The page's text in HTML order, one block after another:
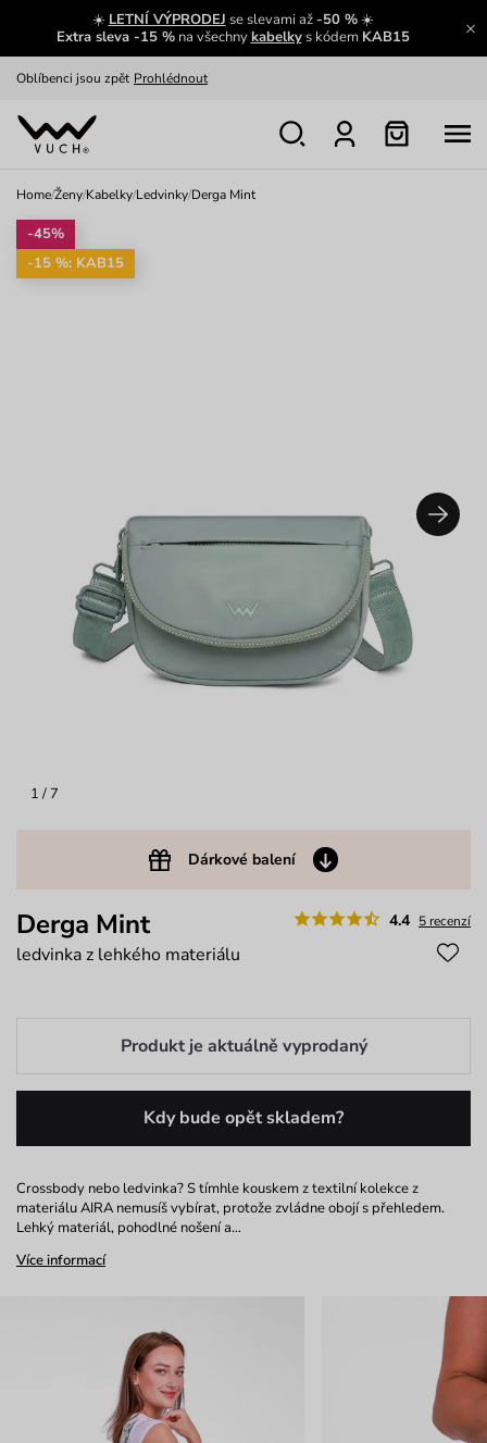
☀️ LETNÍ VÝPRODEJ se slevami až -50 %☀️
Extra sleva -15 %na všechnykabelkys kódem KAB15
Výměna a vrácení zdarma Zobrazit
Oblíbenci jsou zpět Prohlédnout
Nech se inspirovat
Home/Ženy/Kabelky/Ledvinky/Derga Mint
1 / 7
Dárkové balení
-45%
-15 %: KAB15
4.4 5 recenzí
Derga Mint
ledvinka z lehkého materiálu
Produkt je aktuálně vyprodaný
Kdy bude opět skladem?
Crossbody nebo ledvinka? S tímhle kouskem z textilní kolekce z
materiálu AIRA nemusíš vybírat, protože zvládne obojí s přehledem.
Lehký materiál, pohodlné nošení a…
Více informací